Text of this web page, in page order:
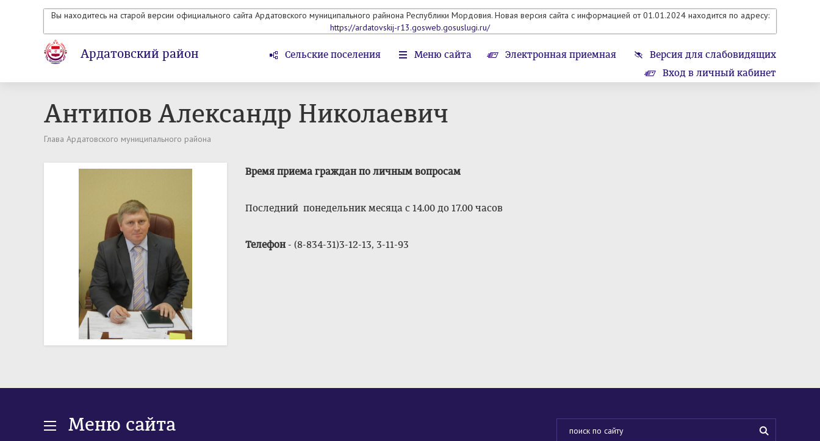
Вы находитесь на старой версии официального сайта Ардатовского муниципального райнона Республики Мордовия. Новая версия сайта с информацией от 01.01.2024 находится по адресу:
https://ardatovskij-r13.gosweb.gosuslugi.ru/
Ардатовский район Сельские поселения Меню сайта Электронная приемная
Версия для слабовидящих
Вход в личный кабинет
Антипов Александр Николаевич
Глава Ардатовского муниципального района
Время приема граждан по личным вопросам
Последний понедельник месяца с 14.00 до 17.00 часов
Телефон - (8-834-31)3-12-13, 3-11-93
Меню сайта